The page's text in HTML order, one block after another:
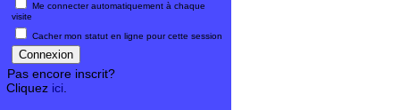
Me connecter automatiquement à chaque
visite
Cacher mon statut en ligne pour cette session
Pas encore inscrit?
Cliquez ici